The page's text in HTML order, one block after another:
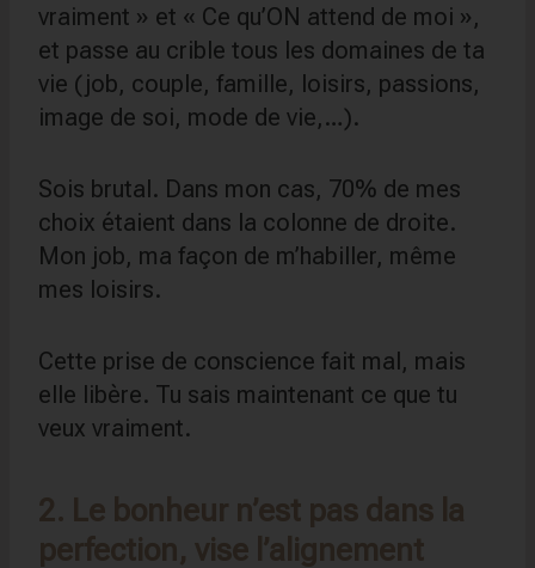
vraiment » et « Ce qu’ON attend de moi »,
et passe au crible tous les domaines de ta
vie (job, couple, famille, loisirs, passions,
image de soi, mode de vie,…).
Sois brutal. Dans mon cas, 70% de mes
choix étaient dans la colonne de droite.
Mon job, ma façon de m’habiller, même
mes loisirs.
Cette prise de conscience fait mal, mais
elle libère. Tu sais maintenant ce que tu
veux vraiment.
2. Le bonheur n’est pas dans la
perfection, vise l’alignement